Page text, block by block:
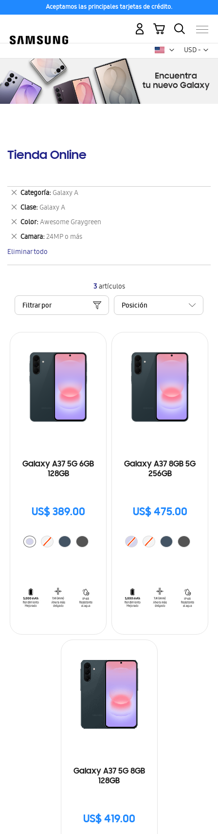
Aceptamos las principales tarjetas de crédito.
USD -
dólar
Mi carrito
Tienda Online
3artículos
Filtrar por
Galaxy A37 5G 6GB
128GB
US$ 389.00
Galaxy A37 8GB 5G
256GB
US$ 475.00
Galaxy A37 5G 8GB
128GB
US$ 419.00
Categoría Galaxy A
Eliminar
este
artículo
Clase Galaxy A
Eliminar
este
artículo
Color Awesome Graygreen
Eliminar
este
artículo
Camara 24MP o más
Eliminar
este
artículo
Eliminar todo